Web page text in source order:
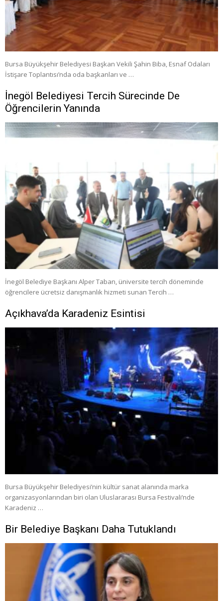
Bursa Büyükşehir Belediyesi Başkan Vekili Şahin Biba, Esnaf Odaları
İstişare Toplantısı’nda oda başkanları ve …
İnegöl Belediyesi Tercih Sürecinde De
Öğrencilerin Yanında
İnegöl Belediye Başkanı Alper Taban, üniversite tercih döneminde
öğrencilere ücretsiz danışmanlık hizmeti sunan Tercih …
Açıkhava’da Karadeniz Esintisi
Bursa Büyükşehir Belediyesi’nin kültür sanat alanında marka
organizasyonlarından biri olan Uluslararası Bursa Festivali’nde
Karadeniz …
Bir Belediye Başkanı Daha Tutuklandı